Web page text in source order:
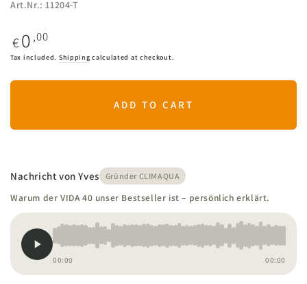
Art.Nr.: 11204-T
Regular
price
€0 ,00
Tax included. Shipping calculated at checkout.
ADD TO CART
Nachricht von Yves Gründer CLIMAQUA
Warum der VIDA 40 unser Bestseller ist – persönlich erklärt.
00:00 00:00